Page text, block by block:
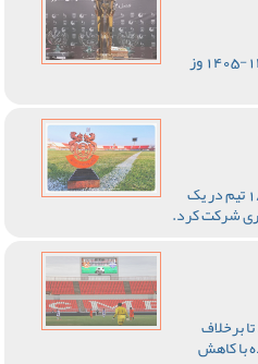
مراسم قرعه کشی مسابقات لیگ یک باشگاه های کشور فصل 1406-1405 وز
رقابت های لیگ یک فوتبال کشور از فصل 1395-1396 با حضور 18 تیم در یک
شرکت کرد.
خواهد شد تا برخلاف
آینده با کاهش